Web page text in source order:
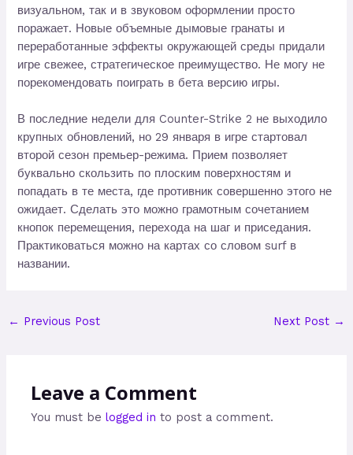
визуальном, так и в звуковом оформлении просто
поражает. Новые объемные дымовые гранаты и
переработанные эффекты окружающей среды придали
игре свежее, стратегическое преимущество. Не могу не
порекомендовать поиграть в бета версию игры.
В последние недели для Counter-Strike 2 не выходило
крупных обновлений, но 29 января в игре стартовал
второй сезон премьер-режима. Прием позволяет
буквально скользить по плоским поверхностям и
попадать в те места, где противник совершенно этого не
ожидает. Сделать это можно грамотным сочетанием
кнопок перемещения, перехода на шаг и приседания.
Практиковаться можно на картах со словом surf в
названии.
← Previous Post Next Post →
Leave a Comment
You must belogged in to post a comment.